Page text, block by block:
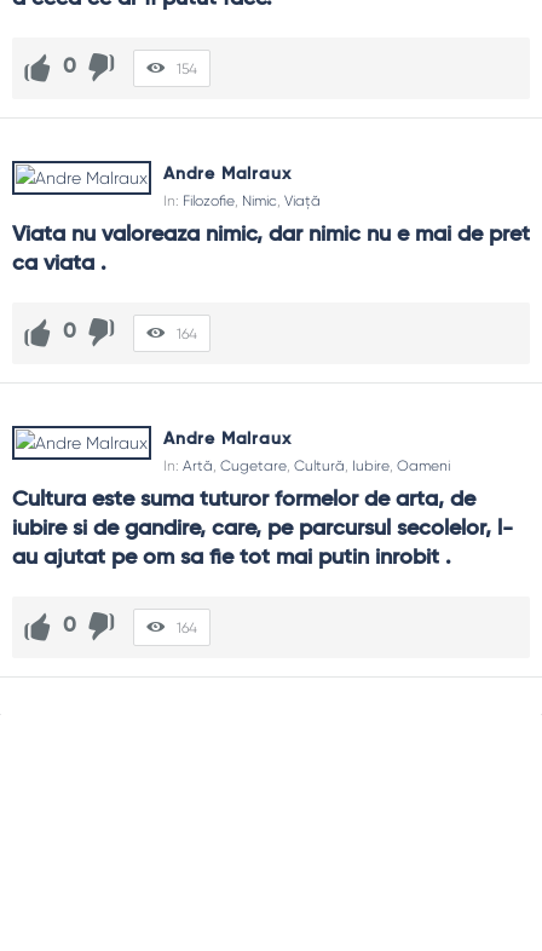
0 154
Andre Malraux
In: Filozofie Nimic Viață
Viata nu valoreaza nimic, dar nimic nu e mai de pret
ca viata .
0 164
Andre Malraux
In: Artă Cugetare Cultură Iubire Oameni
Cultura este suma tuturor formelor de arta, de
iubire si de gandire, care, pe parcursul secolelor, l-
au ajutat pe om sa fie tot mai putin inrobit .
0 164